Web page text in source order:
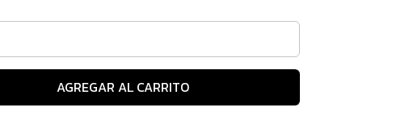
AGREGAR AL CARRITO